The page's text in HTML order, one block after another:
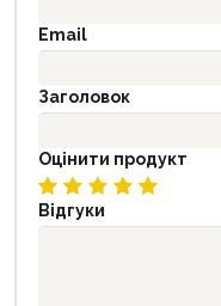
Email
Заголовок
Оцінити продукт
Відгуки